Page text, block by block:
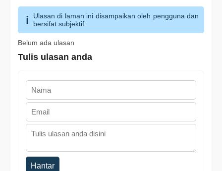
Ulasan di laman ini disampaikan oleh pengguna dan
bersifat subjektif.
Belum ada ulasan
Tulis ulasan anda
Hantar